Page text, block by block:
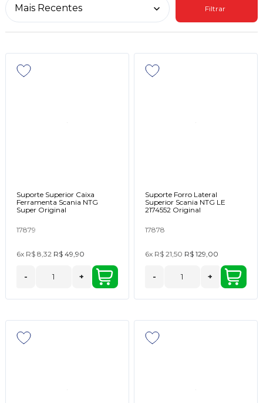
Filtrar
Suporte Superior Caixa
Ferramenta Scania NTG
Super Original
17879
6x R$ 8,32 R$ 49,90
- +
Suporte Forro Lateral
Superior Scania NTG LE
2174552 Original
17878
6x R$ 21,50 R$ 129,00
- +